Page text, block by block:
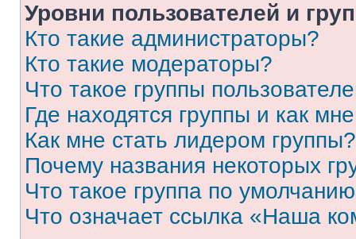
Уровни пользователей и
Кто такие администраторы?
Кто такие модераторы?
Что такое группы
Где находятся группы и как
Как мне стать лидером группы?
Почему названия некоторых
Что такое группа по
Что означает ссылка «Наша